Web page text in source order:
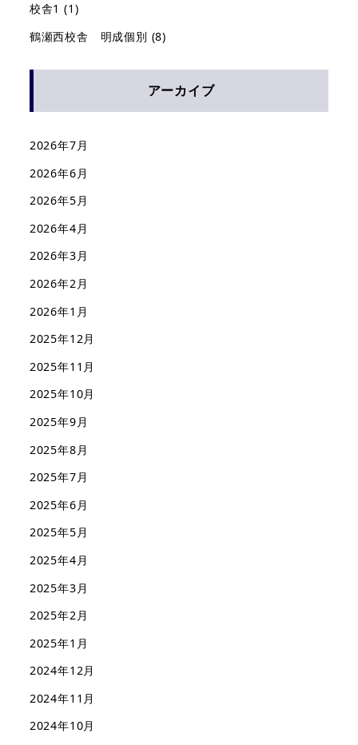
校舎1 (1)
鶴瀬西校舎 明成個別 (8)
アーカイブ
2026年7月
2026年6月
2026年5月
2026年4月
2026年3月
2026年2月
2026年1月
2025年12月
2025年11月
2025年10月
2025年9月
2025年8月
2025年7月
2025年6月
2025年5月
2025年4月
2025年3月
2025年2月
2025年1月
2024年12月
2024年11月
2024年10月